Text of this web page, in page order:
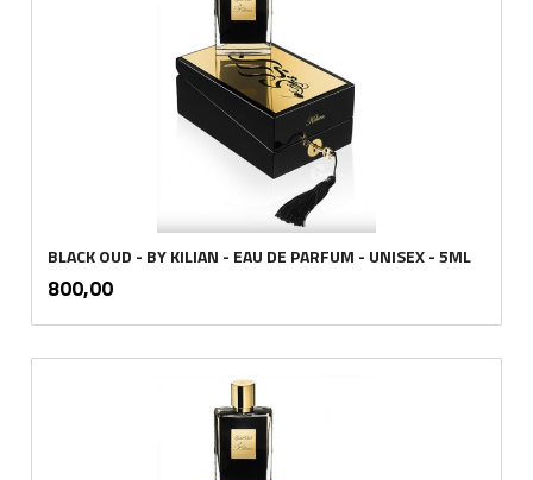
BLACK OUD - BY KILIAN - EAU DE PARFUM - UNISEX - 5ML
Pris
800,00mva.